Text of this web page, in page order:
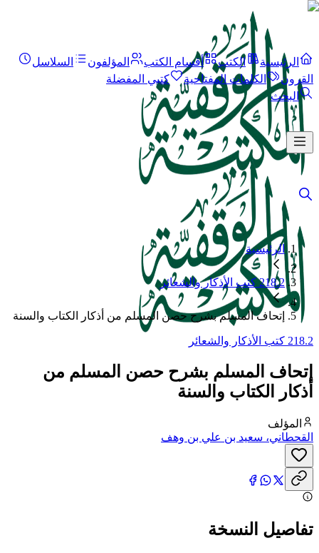
الرئيسية الكتب أقسام الكتب المؤلفون
السلاسل
القرون
الكلمات المفتاحية
كتبي المفضلة
البحث
الرئيسية
218.2 كتب الأذكار والشعائر
إتحاف المسلم بشرح حصن المسلم من أذكار الكتاب والسنة
218.2 كتب الأذكار والشعائر
إتحاف المسلم بشرح حصن المسلم من
أذكار الكتاب والسنة
المؤلف
القحطاني، سعيد بن علي بن وهف
تفاصيل النسخة